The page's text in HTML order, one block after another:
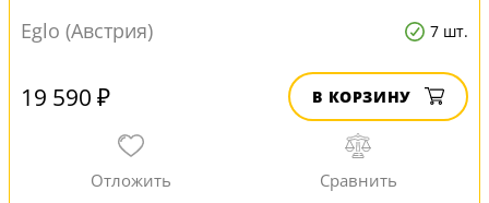
Eglo (Австрия) 7 шт.
19 590 ₽ В КОРЗИНУ